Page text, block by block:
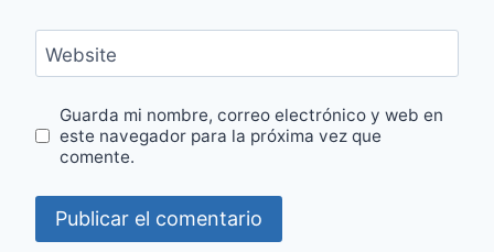
Website
Guarda mi nombre, correo electrónico y web en
este navegador para la próxima vez que
comente.